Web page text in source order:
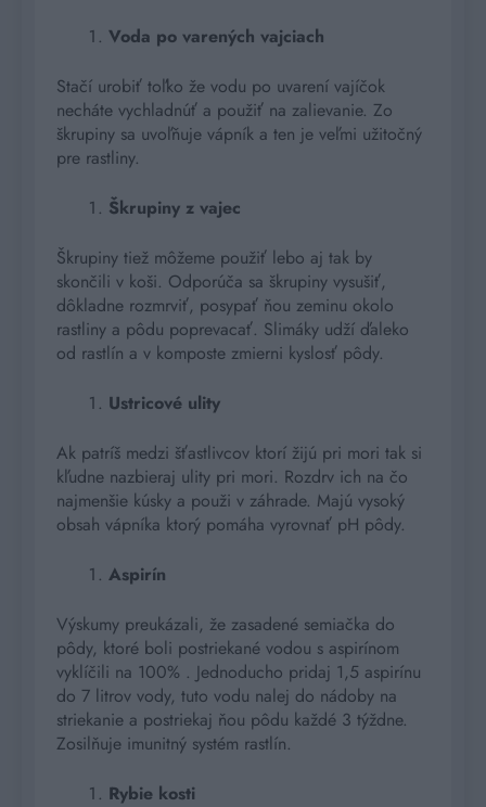
Voda po varených vajciach
Stačí urobiť toľko že vodu po uvarení vajíčok
necháte vychladnúť a použiť na zalievanie. Zo
škrupiny sa uvoľňuje vápník a ten je veľmi užitočný
pre rastliny.
Škrupiny z vajec
Škrupiny tiež môžeme použiť lebo aj tak by
skončili v koši. Odporúča sa škrupiny vysušiť,
dôkladne rozmrviť, posypať ňou zeminu okolo
rastliny a pôdu poprevacať. Slimáky udží ďaleko
od rastlín a v komposte zmierni kyslosť pôdy.
Ustricové ulity
Ak patríš medzi šťastlivcov ktorí žijú pri mori tak si
kľudne nazbieraj ulity pri mori. Rozdrv ich na čo
najmenšie kúsky a použi v záhrade. Majú vysoký
obsah vápníka ktorý pomáha vyrovnať pH pôdy.
Aspirín
Výskumy preukázali, že zasadené semiačka do
pôdy, ktoré boli postriekané vodou s aspirínom
vyklíčili na 100% . Jednoducho pridaj 1,5 aspirínu
do 7 litrov vody, tuto vodu nalej do nádoby na
striekanie a postriekaj ňou pôdu každé 3 týždne.
Zosilňuje imunitný systém rastlín.
Rybie kosti